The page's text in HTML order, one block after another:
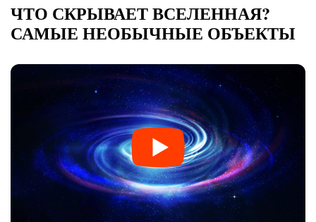
ЧТО СКРЫВАЕТ ВСЕЛЕННАЯ?
САМЫЕ НЕОБЫЧНЫЕ ОБЪЕКТЫ